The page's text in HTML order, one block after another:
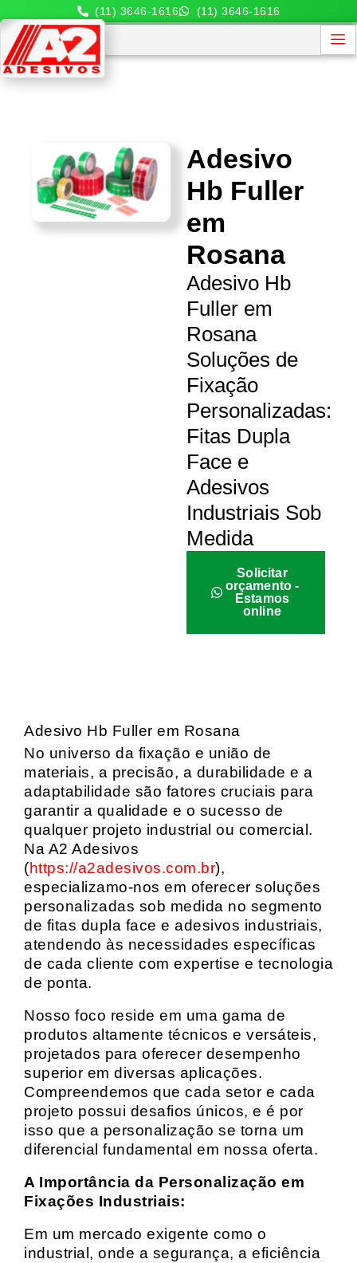
(11) 3646-1616 (11) 3646-1616
Adesivo
Hb Fuller
em
Rosana
Adesivo Hb
Fuller em
Rosana
Soluções de
Fixação
Personalizadas:
Fitas Dupla
Face e
Adesivos
Industriais Sob
Medida
Solicitar
orçamento -
Estamos
online
Adesivo Hb Fuller em Rosana
No universo da fixação e união de
materiais, a precisão, a durabilidade e a
adaptabilidade são fatores cruciais para
garantir a qualidade e o sucesso de
qualquer projeto industrial ou comercial.
Na A2 Adesivos
(https://a2adesivos.com.br),
especializamo-nos em oferecer soluções
personalizadas sob medida no segmento
de fitas dupla face e adesivos industriais,
atendendo às necessidades específicas
de cada cliente com expertise e tecnologia
de ponta.
Nosso foco reside em uma gama de
produtos altamente técnicos e versáteis,
projetados para oferecer desempenho
superior em diversas aplicações.
Compreendemos que cada setor e cada
projeto possui desafios únicos, e é por
isso que a personalização se torna um
diferencial fundamental em nossa oferta.
A Importância da Personalização em
Fixações Industriais:
Em um mercado exigente como o
industrial, onde a segurança, a eficiência